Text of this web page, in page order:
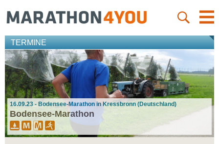
TERMINE
16.09.23 - Bodensee-Marathon in Kressbronn (Deutschland)
Bodensee-Marathon